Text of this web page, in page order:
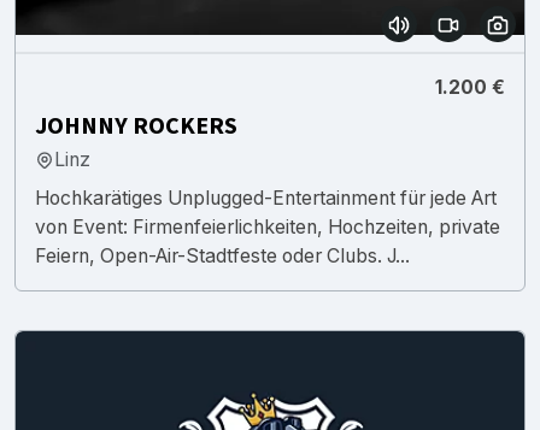
1.200 €
JOHNNY ROCKERS
Linz
Hochkarätiges Unplugged-Entertainment für jede Art
von Event: Firmenfeierlichkeiten, Hochzeiten, private
Feiern, Open-Air-Stadtfeste oder Clubs. J...